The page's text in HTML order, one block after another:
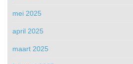
mei 2025
april 2025
maart 2025